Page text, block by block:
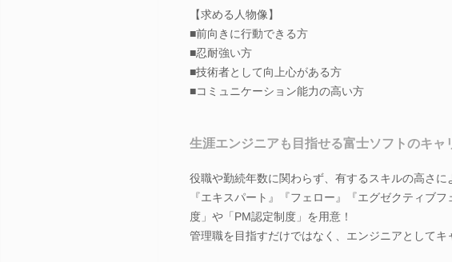
【求める人物像】
■前向きに行動できる方
■忍耐強い方
■技術者として向上心がある方
■コミュニケーション能力の高い方
生涯エンジニアも目指せる富士ソフトのキャ
役職や勤続年数に関わらず、有するスキルの高さに
『エキスパート』『フェロー』『エグゼクティブ
度」や「PM認定制度」を用意！
管理職を目指すだけではなく、エンジニアとしてキ